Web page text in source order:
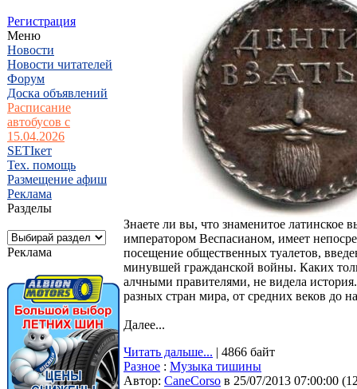
Регистрация
Меню
Новости
Новости читателей
Форум
Доска объявлений
Расписание
автобусов с
15.04.2026
SETIкет
Тех. помощь
Размещение афиш
Реклама
Разделы
Реклама
Знаете ли вы, что знаменитое латинское
императором Веспасианом, имеет
посещение общественных туалетов,
минувшей гражданской войны. Каких
алчными правителями, не видела
разных стран мира, от средних веков до
Далее...
Читать дальше... | 4866 байт
Разное : Музыка тишины
Автор: CaneCorso в 25/07/2013 07:00:00 (